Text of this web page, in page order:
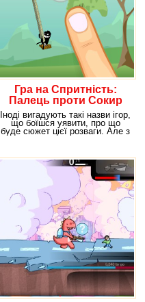
Гра на Спритність:
Палець проти Сокир
Іноді вигадують такі назви ігор,
що боїшся уявити, про що
буде сюжет цієї розваги. Але з